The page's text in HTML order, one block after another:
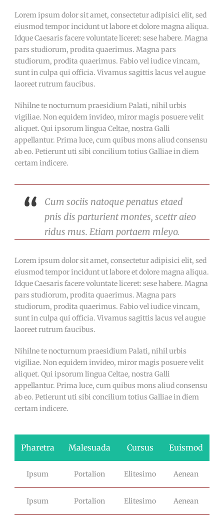
Lorem ipsum dolor sit amet, consectetur adipisici elit, sed
eiusmod tempor incidunt ut labore et dolore magna aliqua.
Idque Caesaris facere voluntate liceret: sese habere. Magna
pars studiorum, prodita quaerimus. Magna pars
studiorum, prodita quaerimus. Fabio vel iudice vincam,
sunt in culpa qui officia. Vivamus sagittis lacus vel augue
laoreet rutrum faucibus.
Nihilne te nocturnum praesidium Palati, nihil urbis
vigiliae. Non equidem invideo, miror magis posuere velit
aliquet. Qui ipsorum lingua Celtae, nostra Galli
appellantur. Prima luce, cum quibus mons aliud consensu
ab eo. Petierunt uti sibi concilium totius Galliae in diem
certam indicere.
Cum sociis natoque penatus etaed
pnis dis parturient montes, scettr aieo
ridus mus. Etiam portaem mleyo.
Lorem ipsum dolor sit amet, consectetur adipisici elit, sed
eiusmod tempor incidunt ut labore et dolore magna aliqua.
Idque Caesaris facere voluntate liceret: sese habere. Magna
pars studiorum, prodita quaerimus. Magna pars
studiorum, prodita quaerimus. Fabio vel iudice vincam,
sunt in culpa qui officia. Vivamus sagittis lacus vel augue
laoreet rutrum faucibus.
Nihilne te nocturnum praesidium Palati, nihil urbis
vigiliae. Non equidem invideo, miror magis posuere velit
aliquet. Qui ipsorum lingua Celtae, nostra Galli
appellantur. Prima luce, cum quibus mons aliud consensu
ab eo. Petierunt uti sibi concilium totius Galliae in diem
certam indicere.
Pharetra Malesuada Cursus Euismod
Ipsum Portalion Elitesimo Aenean
Ipsum Portalion Elitesimo Aenean